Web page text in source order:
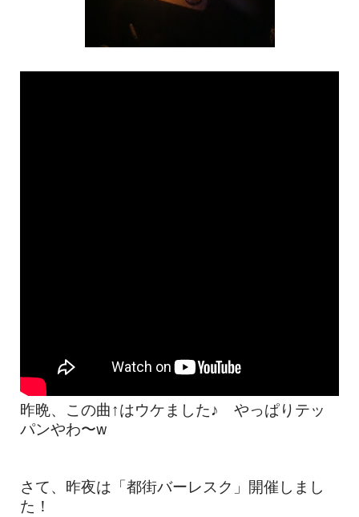
昨晩、この曲↑はウケました♪ やっぱりテッ
パンやわ〜w
さて、昨夜は「都街バーレスク」開催しまし
た！